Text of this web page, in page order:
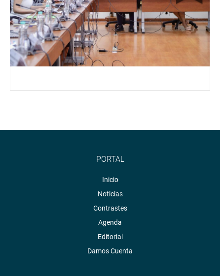
PORTAL
Inicio
Noticias
Contrastes
Agenda
Editorial
Damos Cuenta